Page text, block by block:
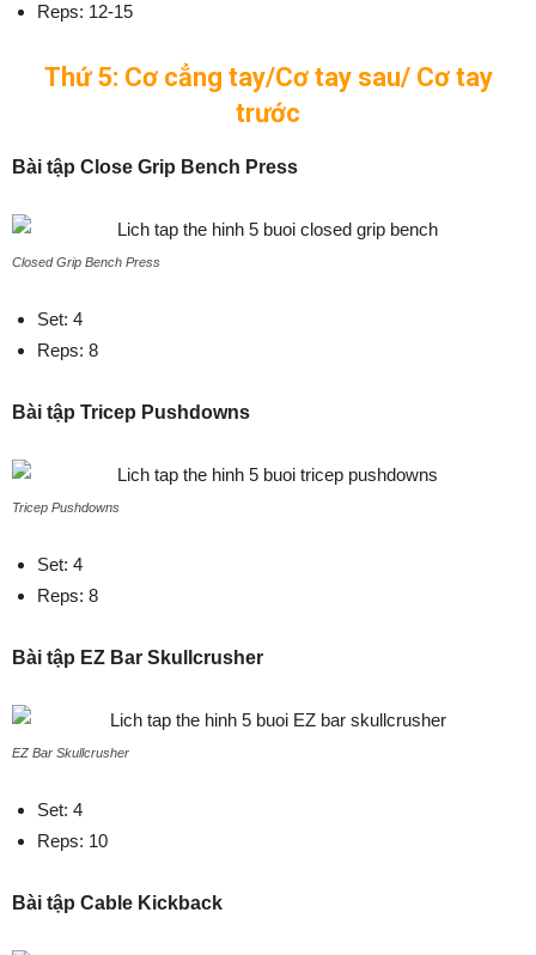
Reps: 12-15
Thứ 5: Cơ cẳng tay/Cơ tay sau/ Cơ tay
trước
Bài tập Close Grip Bench Press
Closed Grip Bench Press
Set: 4
Reps: 8
Bài tập Tricep Pushdowns
Tricep Pushdowns
Set: 4
Reps: 8
Bài tập EZ Bar Skullcrusher
EZ Bar Skullcrusher
Set: 4
Reps: 10
Bài tập Cable Kickback